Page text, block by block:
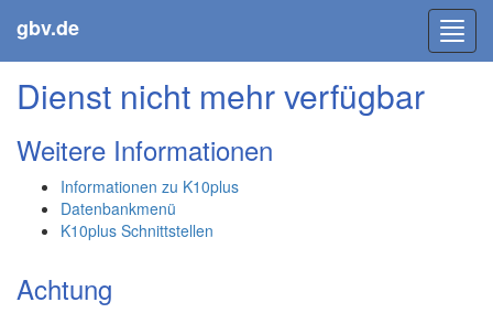
gbv.de
Dienst nicht mehr verfügbar
Weitere Informationen
Informationen zu K10plus
Datenbankmenü
K10plus Schnittstellen
Achtung